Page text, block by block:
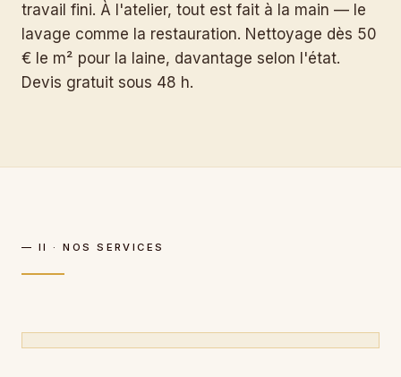
travail fini. À l'atelier, tout est fait à la main — le
lavage comme la restauration. Nettoyage dès 50
€ le m² pour la laine, davantage selon l'état.
Devis gratuit sous 48 h.
— II · NOS SERVICES